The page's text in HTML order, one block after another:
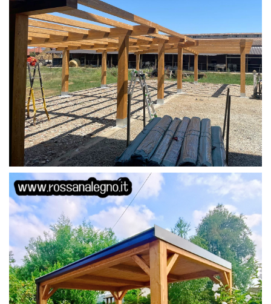
STRUTTURA